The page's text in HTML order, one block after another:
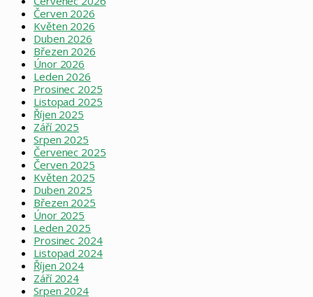
Červen 2026
Květen 2026
Duben 2026
Březen 2026
Únor 2026
Leden 2026
Prosinec 2025
Listopad 2025
Říjen 2025
Září 2025
Srpen 2025
Červenec 2025
Červen 2025
Květen 2025
Duben 2025
Březen 2025
Únor 2025
Leden 2025
Prosinec 2024
Listopad 2024
Říjen 2024
Září 2024
Srpen 2024